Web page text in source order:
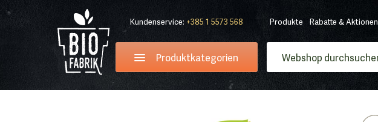
Kundenservice: +385 1 5573 568
Produktkategorien
Produkte Rabatte & Aktionen